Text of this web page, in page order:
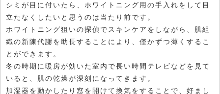
シミが目に付いたら、ホワイトニング用の手入れをして目
立たなくしたいと思うのは当たり前です。
ホワイトニング狙いの探偵でスキンケアをしながら、肌組
織の新陳代謝を助長することにより、僅かずつ薄くするこ
とができます。
冬の時期に暖房が効いた室内で長い時間テレビなどを見て
いると、肌の乾燥が深刻になってきます。
加湿器を動かしたり窓を開けて換気をすることで、好まし